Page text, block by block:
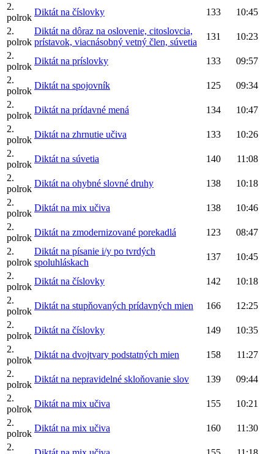
2.
polrok
Diktát na číslovky 133
10:45
2.
polrok
Diktát na dôraz na oslovenie, citoslovcia,
prístavok, viacnásobný vetný člen, súvetia
131
10:23
2.
polrok
Diktát na príslovky 133
09:57
2.
polrok
Diktát na spojovník 125
09:34
2.
polrok
Diktát na prídavné mená 134
10:47
2.
polrok
Diktát na zhrnutie učiva 133
10:26
2.
polrok
Diktát na súvetia 140
11:08
2.
polrok
Diktát na ohybné slovné druhy 138
10:18
2.
polrok
Diktát na mix učiva 138
10:46
2.
polrok
Diktát na zmodernizované porekadlá 123
08:47
2.
polrok
Diktát na písanie i/y po tvrdých
spoluhláskach
137
10:45
2.
polrok
Diktát na číslovky 142
10:18
2.
polrok
Diktát na stupňovaných prídavných mien 166
12:25
2.
polrok
Diktát na číslovky 149
10:35
2.
polrok
Diktát na dvojtvary podstatných mien 158
11:27
2.
polrok
Diktát na nepravidelné skloňovanie slov 139
09:44
2.
polrok
Diktát na mix učiva 155
10:21
2.
polrok
Diktát na mix učiva 160
11:30
2.